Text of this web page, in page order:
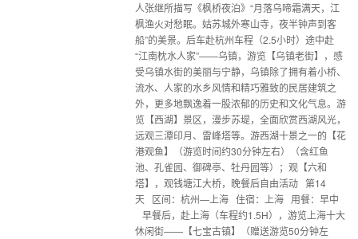
人张继所描写《枫桥夜泊》“月落乌啼霜满天，江
枫渔火对愁眠。姑苏城外寒山寺，夜半钟声到客
船”的美景。后车赴杭州车程（2.5小时）途中赴
“江南枕水人家”——乌镇，游览【乌镇老街】，感
受乌镇水街的美丽与宁静，乌镇除了拥有着小桥、
流水、人家的水乡风情和精巧雅致的民居建筑之
外，更多地飘逸着一股浓郁的历史和文化气息。游
览【西湖】景区，漫步苏堤，全面欣赏西湖风光，
远观三潭印月、雷峰塔等。游西湖十景之一的【花
港观鱼】（游览时间约30分钟左右）（含红鱼
池、孔雀园、御碑亭、牡丹园等）；观【六和
塔】，观钱塘江大桥，晚餐后自由活动 第14
天 区间：杭州—上海 住宿：上海 用餐：早中
早餐后，赴上海（车程约1.5H），游览上海十大
休闲街——【七宝古镇】（赠送游览50分钟左